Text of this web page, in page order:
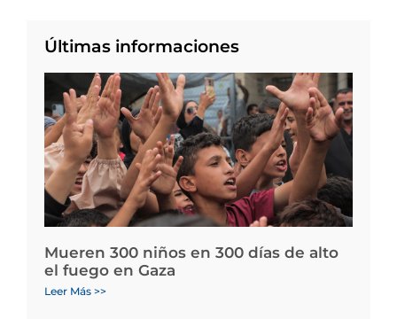
Últimas informaciones
Mueren 300 niños en 300 días de alto
el fuego en Gaza
Leer Más >>